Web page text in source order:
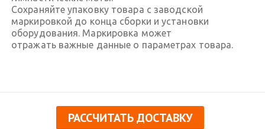
Сохраняйте упаковку товара с заводской
маркировкой до конца сборки и установки
оборудования. Маркировка может
отражать важные данные о параметрах товара.
РАССЧИТАТЬ ДОСТАВКУ